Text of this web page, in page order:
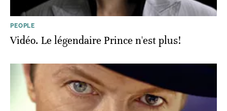
PEOPLE
Vidéo. Le légendaire Prince n'est plus!